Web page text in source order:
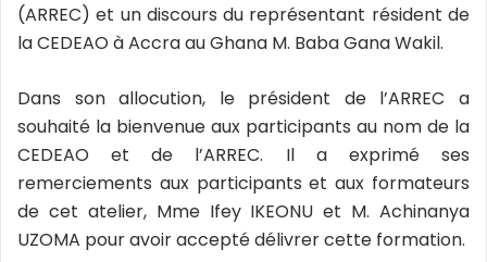
(ARREC) et un discours du représentant résident de
la CEDEAO à Accra au Ghana M. Baba Gana Wakil.
Dans son allocution, le président de l’ARREC a
souhaité la bienvenue aux participants au nom de la
CEDEAO et de l’ARREC. Il a exprimé ses
remerciements aux participants et aux formateurs
de cet atelier, Mme Ifey IKEONU et M. Achinanya
UZOMA pour avoir accepté délivrer cette formation.